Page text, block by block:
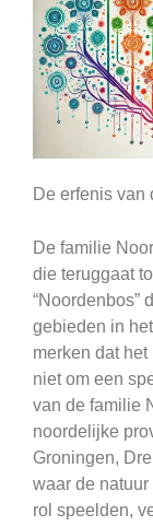
De erfenis van
De familie
die teruggaat
“Noordenbos”
gebieden in
merken dat
niet om een
van de familie
noordelijke
Groningen,
waar de
rol speelden,